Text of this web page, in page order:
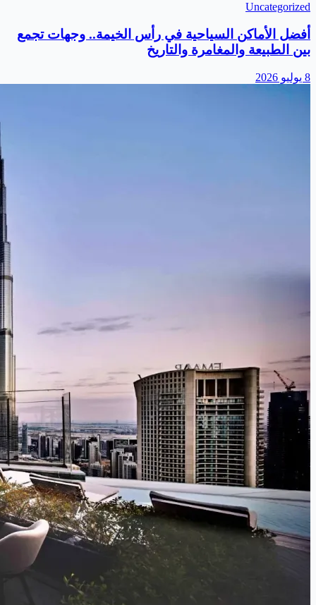
Uncategorized
أفضل الأماكن السياحية في رأس الخيمة.. وجهات تجمع
بين الطبيعة والمغامرة والتاريخ
8 يوليو 2026